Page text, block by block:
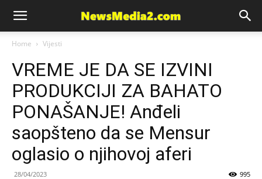
News
Media
Home Vijesti
VREME JE DA SE IZVINI
PRODUKCIJI ZA BAHATO
PONAŠANJE! Anđeli
saopšteno da se Mensur
oglasio o njihovoj aferi
28/04/2023 995